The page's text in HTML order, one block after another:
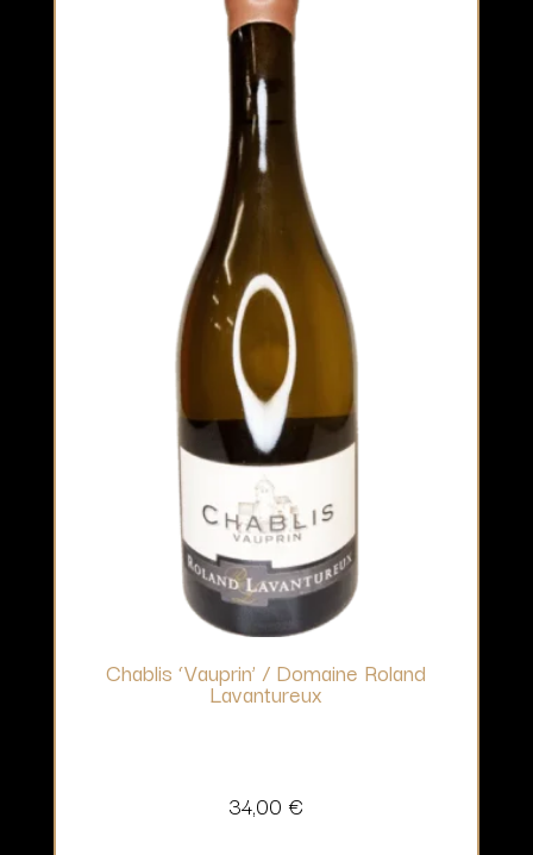
Chablis ‘Vauprin’ / Domaine Roland
Lavantureux
34,00 €